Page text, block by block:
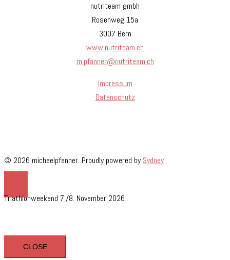
nutriteam gmbh
Rosenweg 15a
3007 Bern
www.nutriteam.ch
m.pfanner@nutriteam.ch
Impressum
Datenschutz
© 2026 michaelpfanner. Proudly powered bySydney
Triathlonweekend 7./8. November 2026
CLOSE